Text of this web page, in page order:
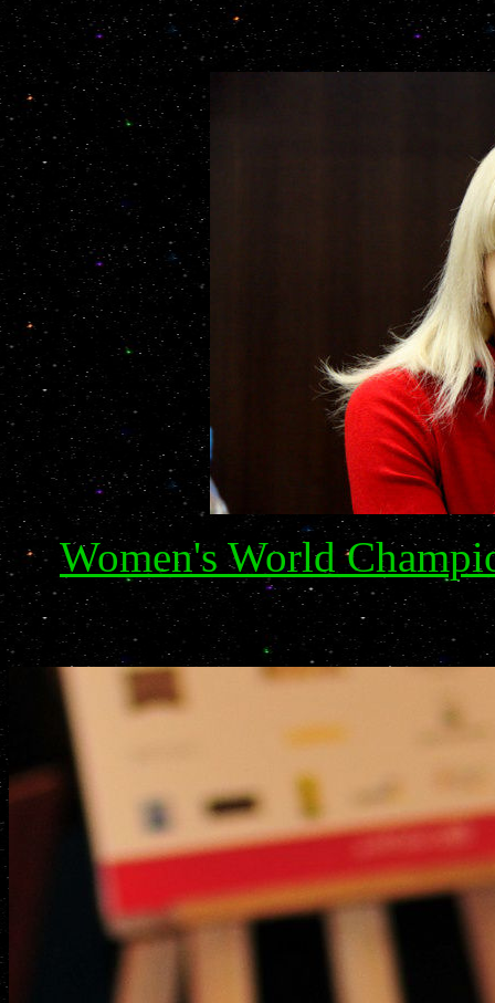
Women's World